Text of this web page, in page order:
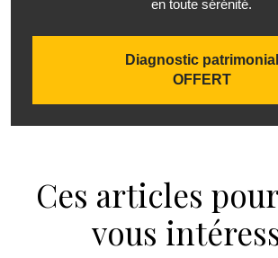
en toute sérénité.
Diagnostic patrimonial
OFFERT
Ces articles
vous